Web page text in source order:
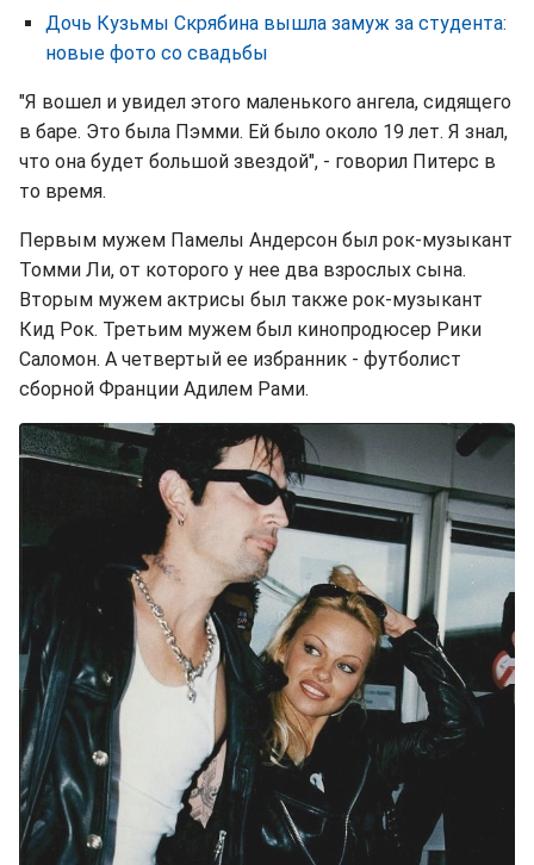
Дочь Кузьмы Скрябина вышла замуж за студента:
новые фото со свадьбы
"Я вошел и увидел этого маленького ангела, сидящего
в баре. Это была Пэмми. Ей было около 19 лет. Я знал,
что она будет большой звездой", - говорил Питерс в
то время.
Первым мужем Памелы Андерсон был рок-музыкант
Томми Ли, от которого у нее два взрослых сына.
Вторым мужем актрисы был также рок-музыкант
Кид Рок. Третьим мужем был кинопродюсер Рики
Саломон. А четвертый ее избранник - футболист
сборной Франции Адилем Рами.